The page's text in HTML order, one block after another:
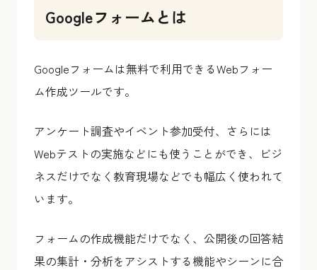
Googleフォームとは
Googleフォームは無料で利用できるWebフォー
ム作成ツールです。
アンケート調査やイベント参加受付、さらには
Webテストの実施などにも使うことができ、ビジ
ネスだけでなく教育現場などでも幅広く使われて
います。
フォームの作成機能だけでなく、公開後の回答結
果の集計・分析をアシストする機能やシーンに合